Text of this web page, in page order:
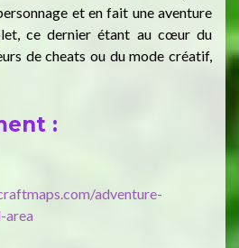
et en fait une aventure
ce dernier étant au cœur du
de cheats ou du mode créatif,
:
adventure-
area